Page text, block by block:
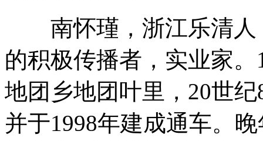
南怀瑾，浙江乐清人
的积极传播者，实业家
地团乡地团叶里，20世
并于1998年建成通车。